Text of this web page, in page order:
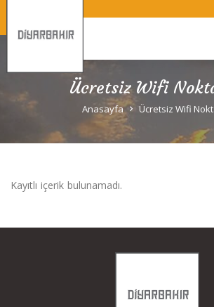
Ücretsiz Wifi
Anasayfa Ücretsiz Wifi
Kayıtlı içerik bulunamadı.